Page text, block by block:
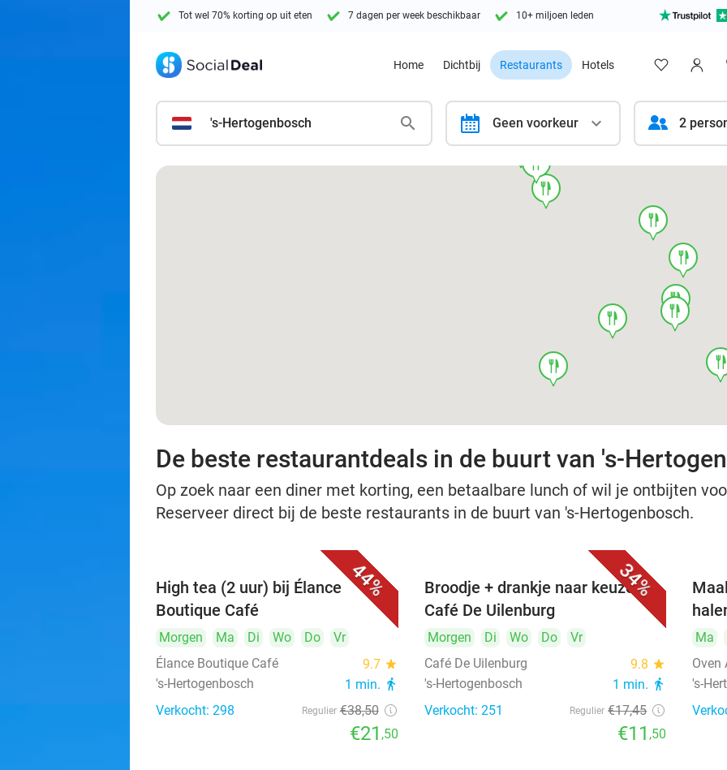
Tot wel 70% korting op uit eten 7 dagen per week beschikbaar 10+ miljoen leden
Home Dichtbij Restaurants Hotels
's-Hertogenbosch calendar Geen voorkeur 2
food
food
food
food
food
food
food
food
food
food
De beste restaurantdeals in de buurt van 's-
Op zoek naar een diner met korting, een betaalbare lunch of wil je ontbijten
Reserveer direct bij de beste restaurants in de buurt van 's-Hertogenbosch.
44%
High tea (2 uur) bij Élance
Boutique Café
Morgen Ma Di Wo Do
Vr
Élance Boutique Café
9.7 star
's-Hertogenbosch 1 min. directions_walk
Verkocht: 298 Regulier €38,50
€21 ,50
34%
Broodje + drankje naar keuze bij
Café De Uilenburg
Morgen Di Wo Do
Vr
Café De Uilenburg
9.8 star
's-Hertogenbosch 1 min. directions_walk
Verkocht: 251 Regulier €17,45
€11,50
Ma
Oven
's-